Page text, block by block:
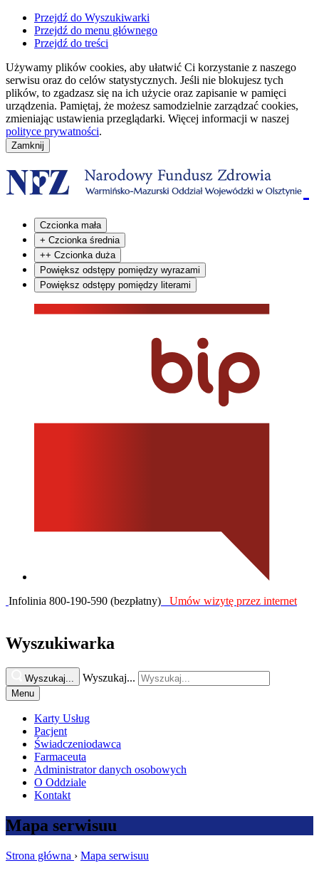
Przejdź do Wyszukiwarki
Przejdź do menu głównego
Przejdź do treści
Używamy plików cookies, aby ułatwić Ci korzystanie z naszego
serwisu oraz do celów statystycznych. Jeśli nie blokujesz tych
plików, to zgadzasz się na ich użycie oraz zapisanie w pamięci
urządzenia. Pamiętaj, że możesz samodzielnie zarządzać cookies,
zmieniając ustawienia przeglądarki. Więcej informacji w naszej
polityce prywatności.
Czcionka mała
+ Czcionka średnia
++ Czcionka duża
Powiększ odstępy pomiędzy wyrazami
Powiększ odstępy pomiędzy literami
Infolinia 800-190-590 (bezpłatny) Umów wizytę przez internet
Wyszukiwarka
Wyszukaj... Wyszukaj...
Menu
Karty Usług
Pacjent
Świadczeniodawca
Farmaceuta
Administrator danych osobowych
O Oddziale
Kontakt
Mapa serwisuu
Strona główna › Mapa serwisuu